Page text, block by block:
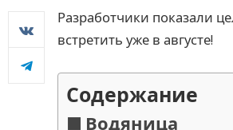
Разработчики показали
встретить уже в августе!
Содержание
Водяница